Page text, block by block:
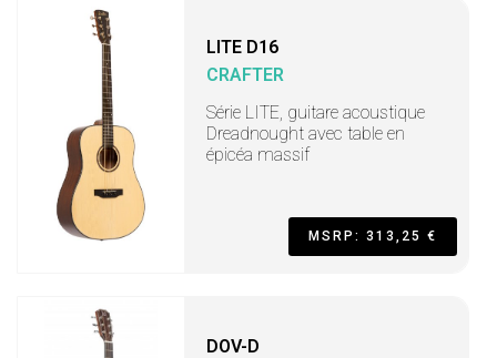
LITE D16
CRAFTER
Série LITE, guitare acoustique
Dreadnought avec table en
épicéa massif
MSRP: 313,25 €
DOV-D